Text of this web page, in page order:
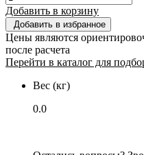
Добавить в корзину
Добавить в избранное
Цены являются
после расчета
Перейти в каталог для
Вес (кг)
0.0